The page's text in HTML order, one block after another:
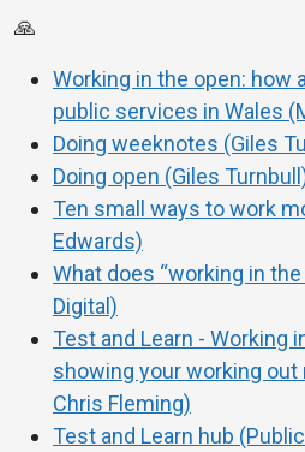
🙏
Working in the open: how
public services in Wales
Doing weeknotes (Giles
Doing open (Giles
Ten small ways to work
Edwards)
What does “working in
Digital)
Test and Learn - Working
showing your working out
Chris Fleming)
Test and Learn hub